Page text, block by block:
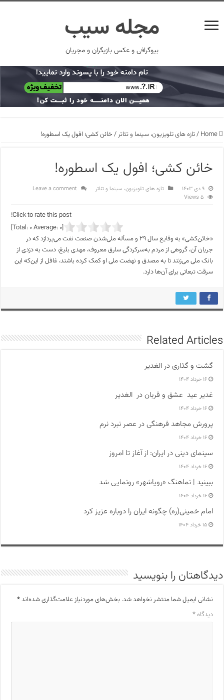
مجله سیب
بیوگرافی و عکس بازیگران و مجریان
Home
/تازه های تلویزیون، سینما و تئاتر / خائن کشی؛ افول یک اسطوره!
خائن کشی؛ افول یک اسطوره!
۹ دی ۱۴۰۳ تازه های تلویزیون، سینما و تئاتر
Leave a comment
5 Views
Click to rate this post!
[Total:
0Average: 0
]
«خائن‌کشی» به وقایع سال ۲۹ و مسأله ملی‌شدن صنعت نفت می‌پردازد که در
جریان آن، گروهی از مردم به‌سرکردگی سارق معروف، مهدی بلیغ، دست به دزدی از
بانک ملی می‌زنند تا به مصدق و نهضت ملی او کمک کرده باشند، غافل از این‌که این
سرقت تبعاتی برای آن‌ها دارد.
Related Articles
گشت و گذاری در الغدیر
۱۶ خرداد ۱۴۰۴
غدیر عید عشق و قربان در الغدیر
۱۶ خرداد ۱۴۰۴
پرورش مجاهد فرهنگی در عصر نبرد نرم
۱۶ خرداد ۱۴۰۴
سینمای دینی در ایران: از آغاز تا امروز
۱۶ خرداد ۱۴۰۴
ببینید | نماهنگ «رویاشهر» رونمایی شد
۱۶ خرداد ۱۴۰۴
امام خمینی(ره) چگونه ایران را دوباره عزیز کرد
۱۵ خرداد ۱۴۰۴
دیدگاهتان را بنویسید
نشانی ایمیل شما منتشر نخواهد شد. بخش‌های موردنیاز علامت‌گذاری شده‌اند*
دیدگاه*